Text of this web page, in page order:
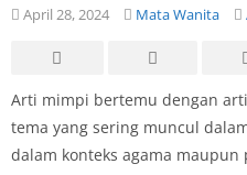
April 28, 2024 Mata Wanita
Arti mimpi bertemu dengan
tema yang sering muncul
dalam konteks agama